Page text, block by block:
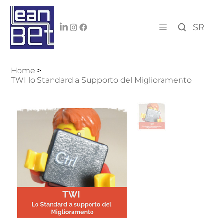
SR
Home >
TWI lo Standard a Supporto del Miglioramento